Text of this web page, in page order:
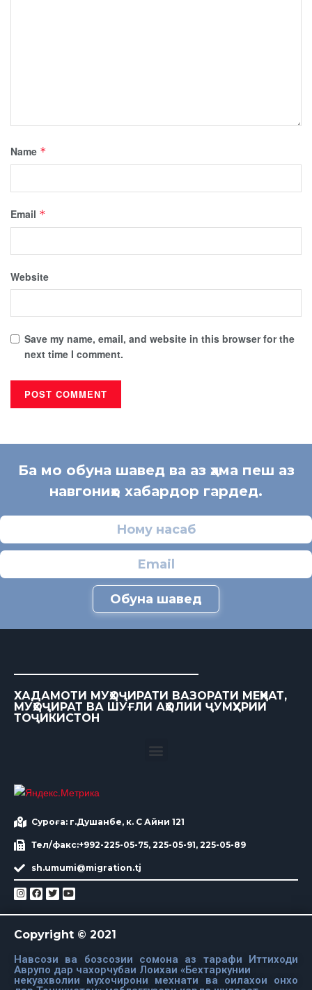
Name *
Email *
Website
Save my name, email, and website in this browser for the
next time I comment.
Ба мо обуна шавед ва аз ҳама пеш аз
навгониҳо хабардор гардед.
Обуна шавед
ХАДАМОТИ МУҲОҶИРАТИ ВАЗОРАТИ МЕҲНАТ,
МУҲОҶИРАТ ВА ШУҒЛИ АҲОЛИИ ҶУМҲУРИИ
ТОҶИКИСТОН
Суроға: г.Душанбе, к. С Айни 121
Тел/факс:+992-225-05-75, 225-05-91, 225-05-89
sh.umumi@migration.tj
Copyright © 2021
Навсози ва бозсозии сомона аз тарафи Иттиходи
Аврупо дар чахорчубаи Лоихаи «Бехтаркунии
некуахволии мухочирони мехнати ва оилахои онхо